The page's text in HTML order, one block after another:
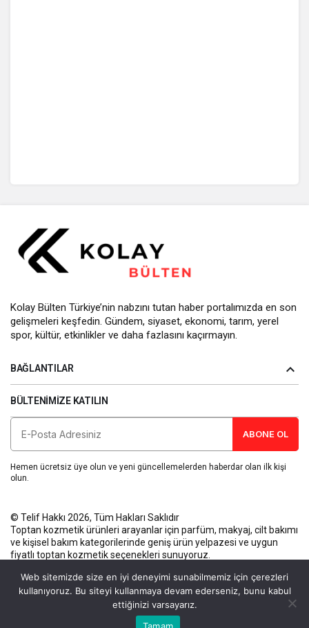
Bu web sitesinde en iyi deneyimi yaşamanızı sağlamak için
Kolay Bülten Türkiye’nin nabzını tutan haber portalımızda en son
gelişmeleri keşfedin. Gündem, siyaset, ekonomi, tarım, yerel
spor, kültür, etkinlikler ve daha fazlasını kaçırmayın.
BAĞLANTILAR
BÜLTENIMIZE KATILIN
ABONE OL
Hemen ücretsiz üye olun ve yeni güncellemelerden haberdar olan ilk kişi
olun.
© Telif Hakkı 2026, Tüm Hakları Saklıdır
Toptan kozmetik ürünleri arayanlar için parfüm, makyaj, cilt bakımı
ve kişisel bakım kategorilerinde geniş ürün yelpazesi ve uygun
fiyatlı toptan kozmetik seçenekleri sunuyoruz.
Web sitemizde size en iyi deneyimi sunabilmemiz için çerezleri
kullanıyoruz. Bu siteyi kullanmaya devam ederseniz, bunu kabul
ettiğinizi varsayarız.
Tamam